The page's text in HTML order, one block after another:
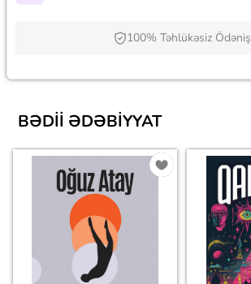
100% Təhlükəsiz Ödəniş
BƏDII ƏDƏBIYYAT